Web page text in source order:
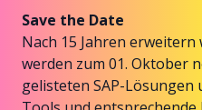
Save the Date
Nach 15 Jahren
werden zum 01. Oktober
gelisteten SAP-Lösungen